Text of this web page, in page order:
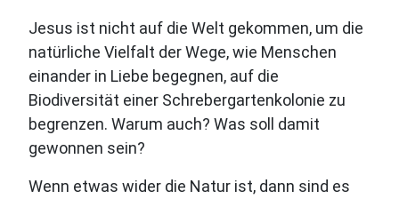
Jesus ist nicht auf die Welt gekommen, um die
natürliche Vielfalt der Wege, wie Menschen
einander in Liebe begegnen, auf die
Biodiversität einer Schrebergartenkolonie zu
begrenzen. Warum auch? Was soll damit
gewonnen sein?
Wenn etwas wider die Natur ist, dann sind es